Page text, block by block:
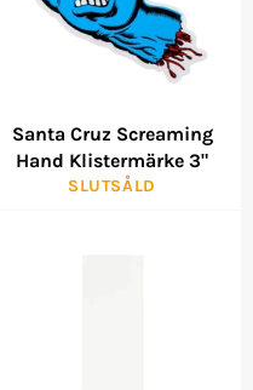
Santa Cruz Screaming
Hand Klistermärke 3"
SLUTSÅLD